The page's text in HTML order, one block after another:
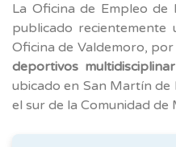
La Oficina de Empleo de
publicado
Oficina de Valdemoro, por
deportivos multidisciplinar
ubicado en San Martín de
el sur de la Comunidad de